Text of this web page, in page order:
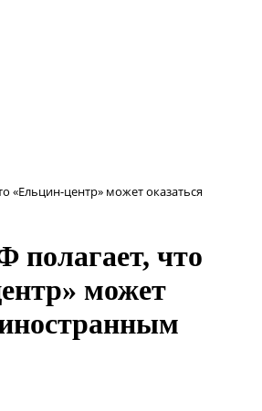
«Ельцин-центр» может оказаться
что
может